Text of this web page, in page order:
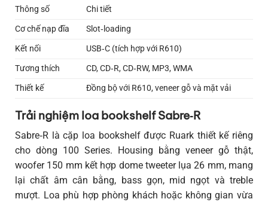
Thông số
Chi tiết
Cơ chế nạp đĩa
Slot‑loading
Kết nối
USB‑C (tích hợp với R610)
Tương thích
CD, CD‑R, CD‑RW, MP3, WMA
Thiết kế
Đồng bộ với R610, veneer gỗ và mặt vải
Trải nghiệm loa bookshelf Sabre‑R
Sabre‑R là cặp loa bookshelf được Ruark thiết kế riêng
cho dòng 100 Series. Housing bằng veneer gỗ thật,
woofer 150 mm kết hợp dome tweeter lụa 26 mm, mang
lại chất âm cân bằng, bass gọn, mid ngọt và treble
mượt. Loa phù hợp phòng khách hoặc không gian vừa